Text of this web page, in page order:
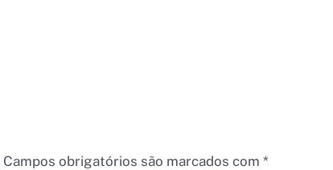
Campos obrigatórios são marcados com *